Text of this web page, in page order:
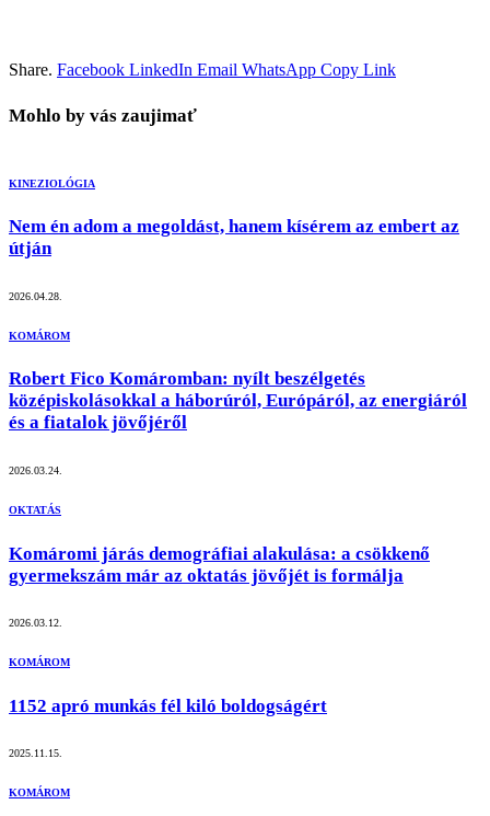
Share. Facebook LinkedIn Email WhatsApp Copy Link
Mohlo by vás zaujimať
KINEZIOLÓGIA
Nem én adom a megoldást, hanem kísérem az embert az
útján
2026.04.28.
KOMÁROM
Robert Fico Komáromban: nyílt beszélgetés
középiskolásokkal a háborúról, Európáról, az energiáról
és a fiatalok jövőjéről
2026.03.24.
OKTATÁS
Komáromi járás demográfiai alakulása: a csökkenő
gyermekszám már az oktatás jövőjét is formálja
2026.03.12.
KOMÁROM
1152 apró munkás fél kiló boldogságért
2025.11.15.
KOMÁROM